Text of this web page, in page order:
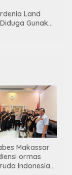
Land
Gunakan
Makassar
ormas
Indonesia